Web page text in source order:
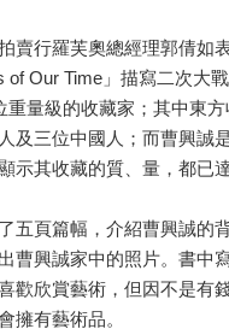
賣行羅芙奧總經理郭倩如
of Our Time」描寫二次大
重量級的收藏家；其中東方
及三位中國人；而曹興誠
示其收藏的質、量，都已
五頁篇幅，介紹曹興誠的
曹興誠家中的照片。書中
歡欣賞藝術，但因不是有
擁有藝術品。